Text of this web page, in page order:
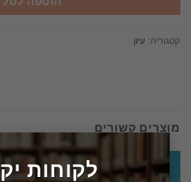
לקוחות
קטגוריה: עיון
מוצרים קשורים